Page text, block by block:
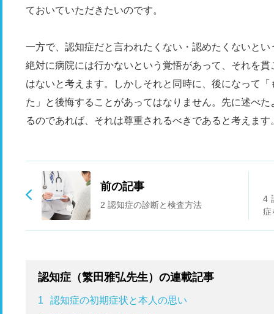
ておいていただきたいのです。
一方で、認知症だと言われたくない・認めたくないと
絶対に病院には行かないという覚悟があって、それを
はないと考えます。しかしそれと同時に、後になって
た」と後悔することがあってはなりません。先に述べ
るのであれば、それは尊重されるべきであると考えます
前の記事
2 認知症の診断と検査方法
4
症
認知症（繁田雅弘先生）の連載記事
1
認知症の初期症状と本人の思い